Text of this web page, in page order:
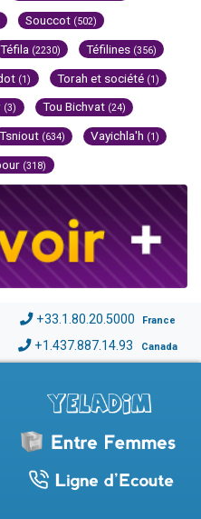
Souccot (502)
Téfila (2230) Téfilines (356)
(1) Torah et société (1)
(3) Tou Bichvat (24)
Tsniout (634) Vayichla'h (1)
(318)
+33.1.80.20.5000 France
+1.437.887.14.93 Canada